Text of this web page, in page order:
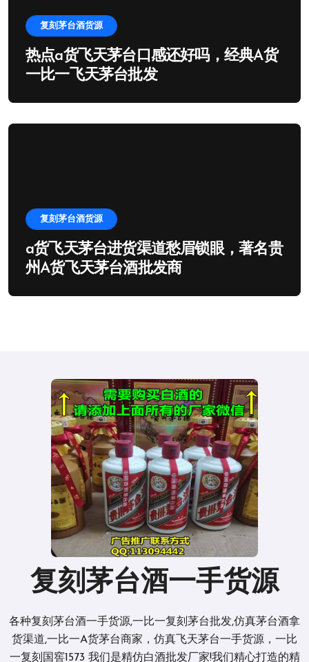
复刻茅台酒货源
热点a货飞天茅台口感还好吗，经典A货
一比一飞天茅台批发
复刻茅台酒货源
a货飞天茅台进货渠道愁眉锁眼，著名贵
州A货飞天茅台酒批发商
复刻茅台酒一手货源
各种复刻茅台酒一手货源,一比一复刻茅台批发,仿真茅台酒拿
货渠道,一比一A货茅台商家，仿真飞天茅台一手货源，一比
一复刻国窖1573 我们是精仿白酒批发厂家!我们精心打造的精